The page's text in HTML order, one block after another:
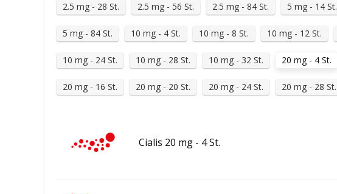
2.5 mg - 28 St. 2.5 mg - 56 St. 2.5 mg - 84 St. 5 mg - 14 St.
5 mg - 84 St. 10 mg - 4 St. 10 mg - 8 St. 10 mg - 12 St.
10 mg - 24 St. 10 mg - 28 St. 10 mg - 32 St. 20 mg - 4 St.
20 mg - 16 St. 20 mg - 20 St. 20 mg - 24 St. 20 mg - 28 St.
Cialis 20 mg - 4 St.